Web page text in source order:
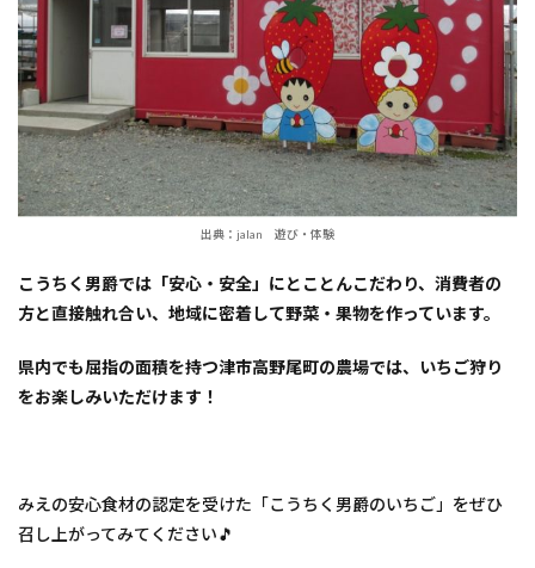
出典：jalan 遊び・体験
こうちく男爵では「安心・安全」にとことんこだわり、消費者の
方と直接触れ合い、地域に密着して野菜・果物を作っています。
県内でも屈指の面積を持つ津市高野尾町の農場では、いちご狩り
をお楽しみいただけます！
みえの安心食材の認定を受けた「こうちく男爵のいちご」をぜひ
召し上がってみてください🎵